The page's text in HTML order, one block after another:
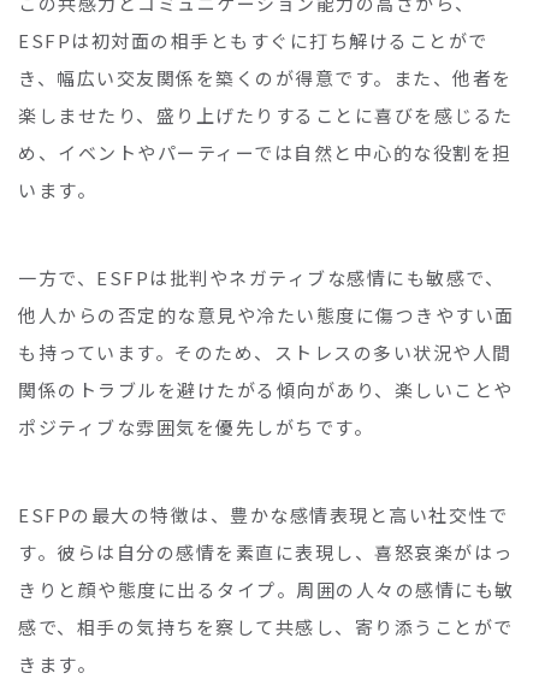
ESFPは初対面の相手ともすぐに打ち解けることがで
き、幅広い交友関係を築くのが得意です。また、他者を
楽しませたり、盛り上げたりすることに喜びを感じるた
め、イベントやパーティーでは自然と中心的な役割を担
います。
一方で、ESFPは批判やネガティブな感情にも敏感で、
他人からの否定的な意見や冷たい態度に傷つきやすい面
も持っています。そのため、ストレスの多い状況や人間
関係のトラブルを避けたがる傾向があり、楽しいことや
ポジティブな雰囲気を優先しがちです。
ESFPの最大の特徴は、豊かな感情表現と高い社交性で
す。彼らは自分の感情を素直に表現し、喜怒哀楽がはっ
きりと顔や態度に出るタイプ。周囲の人々の感情にも敏
感で、相手の気持ちを察して共感し、寄り添うことがで
きます。